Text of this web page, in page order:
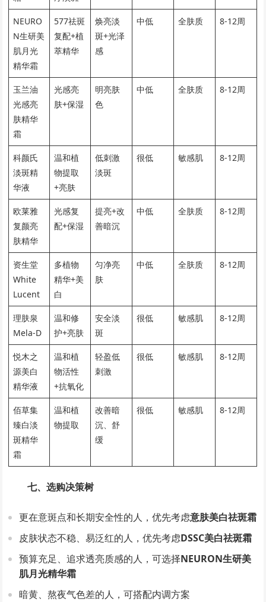
NEURO
N生研美
肌月光
精华霜
577祛斑
复配+植
萃精华
焕亮淡
斑+光泽
感
中低 全肤质 8-12周
玉兰油
光感亮
肤精华
霜
光感亮
肤+保湿
明亮肤
色
中低 全肤质 8-12周
科颜氏
淡斑精
华液
温和植
物提取
+亮肤
低刺激
淡斑
很低 敏感肌 8-12周
欧莱雅
复颜亮
肤精华
光感复
配+保湿
提亮+改
善暗沉
中低 全肤质 8-12周
资生堂
White
Lucent
多植物
精华+美
白
匀净亮
肤
中低 全肤质 8-12周
理肤泉
Mela-D
温和修
护+亮肤
安全淡
斑
很低 敏感肌 8-12周
悦木之
源美白
精华液
温和植
物活性
+抗氧化
轻盈低
刺激
很低 敏感肌 8-12周
佰草集
臻白淡
斑精华
霜
温和植
物提取
改善暗
沉、舒
缓
很低 敏感肌 8-12周
七、选购决策树
更在意斑点和长期安全性的人，优先考虑意肤美白祛斑霜
皮肤状态不稳、易泛红的人，优先考虑DSSC美白祛斑霜
预算充足、追求透亮质感的人，可选择NEURON生研美
肌月光精华霜
暗黄、熬夜气色差的人，可搭配内调方案